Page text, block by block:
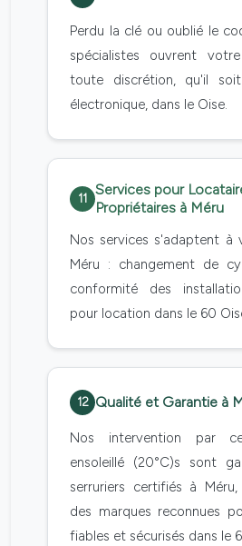
Perdu la clé ou oublié le
spécialistes ouvrent
toute discrétion, qu'il
électronique, dans le Oise.
11
Services pour
Propriétaires à Méru
Nos services s'adaptent à
Méru : changement de
conformité des
pour location dans le 60
12 Qualité et Garantie à
Nos intervention par
ensoleillé (20°C)s sont
serruriers certifiés à
des marques reconnues
fiables et sécurisés dans le